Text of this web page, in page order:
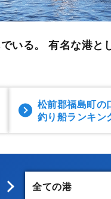
いる。 有名な港と
松前郡福島町の
釣り船ランキン
全ての港